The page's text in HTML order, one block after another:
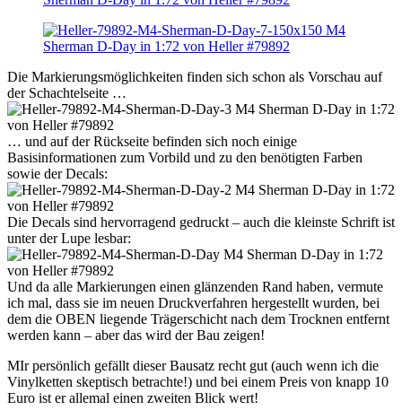
Die Markierungsmöglichkeiten finden sich schon als Vorschau auf
der Schachtelseite …
… und auf der Rückseite befinden sich noch einige
Basisinformationen zum Vorbild und zu den benötigten Farben
sowie der Decals:
Die Decals sind hervorragend gedruckt – auch die kleinste Schrift ist
unter der Lupe lesbar:
Und da alle Markierungen einen glänzenden Rand haben, vermute
ich mal, dass sie im neuen Druckverfahren hergestellt wurden, bei
dem die OBEN liegende Trägerschicht nach dem Trocknen entfernt
werden kann – aber das wird der Bau zeigen!
MIr persönlich gefällt dieser Bausatz recht gut (auch wenn ich die
Vinylketten skeptisch betrachte!) und bei einem Preis von knapp 10
Euro ist er allemal einen zweiten Blick wert!